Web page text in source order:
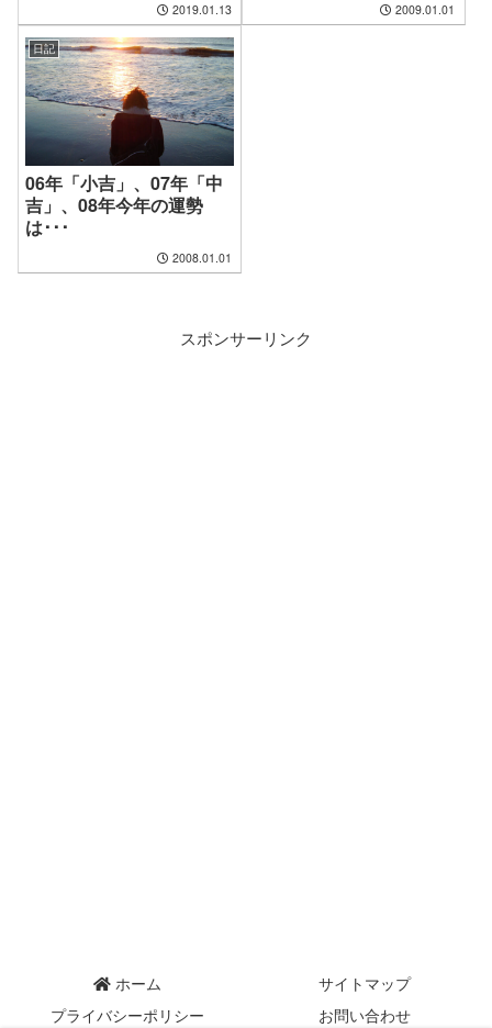
2019.01.13 2009.01.01
日記
06年「小吉」、07年「中
吉」、08年今年の運勢
は･･･
2008.01.01
スポンサーリンク
ホーム
サイトマップ
プライバシーポリシー
お問い合わせ